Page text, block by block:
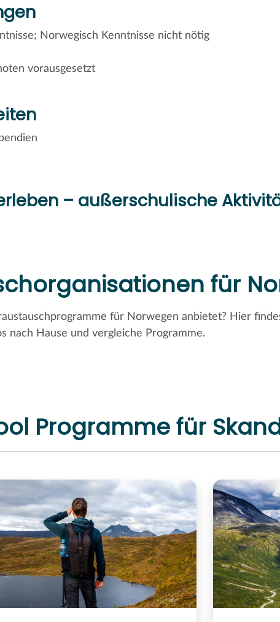
Norwegisch Kenntnisse nicht nötig
vorausgesetzt
– außerschulische
für
für Norwegen anbietet? Hier
nach Hause und vergleiche Programme.
Programme für